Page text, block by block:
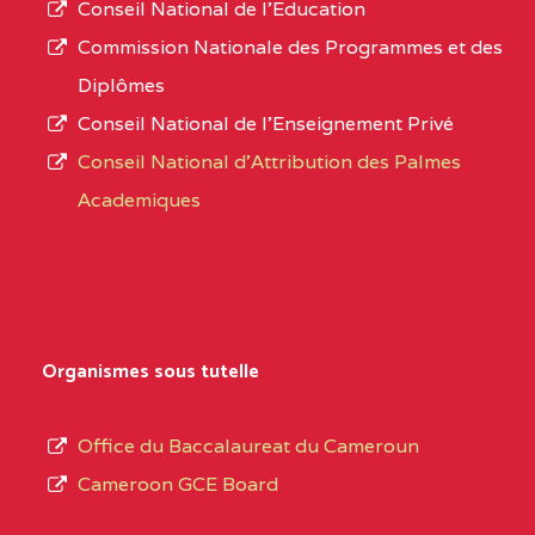
CENTRE
COLLEGE PANAFRICAIN
DE L'EXCELLENCE BP
CENTRE
COLLEGE PRIVE
CENTRE
COLLEGE PRIVE LAIC
SAINT MICHEL
L’offre
d’éducation
de
Conseil National de l’Education
Commission Nationale des Programmes et des
Diplômes
Conseil National de l’Enseignement Privé
Conseil National d'Attribution des Palmes
Academiques
Organismes sous tutelle
Office du Baccalaureat du Cameroun
Cameroon GCE Board